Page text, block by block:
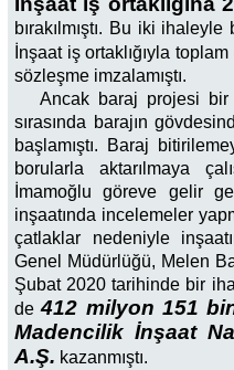
bırakılmıştı. Bu iki
İnşaat iş ortaklığıyla toplam
sözleşme imzalamıştı.
Ancak baraj projesi bir
sırasında barajın
başlamıştı. Baraj
borularla aktarılmaya
İmamoğlu göreve gelir
inşaatında incelemeler
çatlaklar nedeniyle
Genel Müdürlüğü, Melen
Şubat 2020 tarihinde bir
de412 milyon 151
Madencilik İnşaat
A.Ş. kazanmıştı.